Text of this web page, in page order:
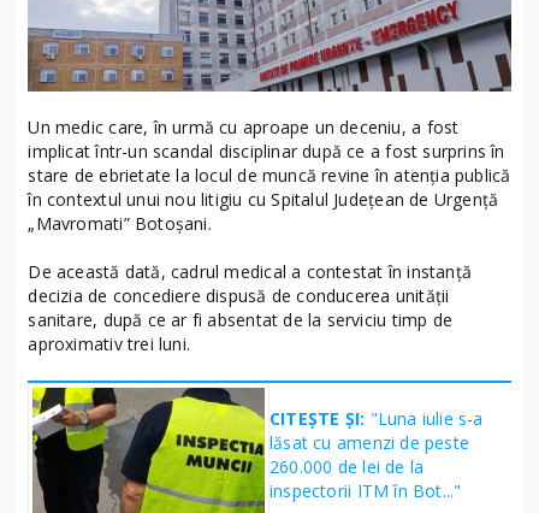
Un medic care, în urmă cu aproape un deceniu, a fost
implicat într-un scandal disciplinar după ce a fost surprins în
stare de ebrietate la locul de muncă revine în atenția publică
în contextul unui nou litigiu cu Spitalul Județean de Urgență
„Mavromati” Botoșani.
De această dată, cadrul medical a contestat în instanță
decizia de concediere dispusă de conducerea unității
sanitare, după ce ar fi absentat de la serviciu timp de
aproximativ trei luni.
CITEȘTE ȘI: "Luna iulie s-a
lăsat cu amenzi de peste
260.000 de lei de la
inspectorii ITM în Bot..."